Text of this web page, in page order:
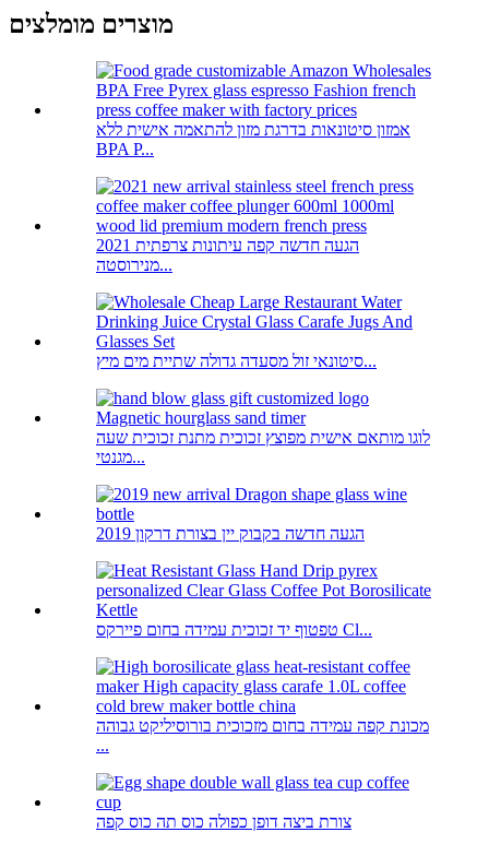
מוצרים מומלצים
אמזון סיטונאות בדרגת מזון להתאמה אישית ללא
BPA P...
2021 הגעה חדשה קפה עיתונות צרפתית
מנירוסטה...
סיטונאי זול מסעדה גדולה שתיית מים מיץ...
לוגו מותאם אישית מפוצץ זכוכית מתנת זכוכית שעה
מגנטי...
2019 הגעה חדשה בקבוק יין בצורת דרקון
טפטוף יד זכוכית עמידה בחום פיירקס Cl...
מכונת קפה עמידה בחום מזכוכית בורוסיליקט גבוהה
...
צורת ביצה דופן כפולה כוס תה כוס קפה